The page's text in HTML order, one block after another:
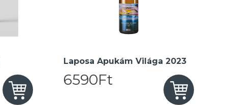
Laposa Apukám Világa 2023
6590Ft